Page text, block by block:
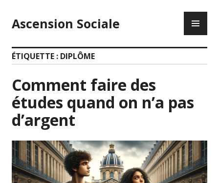
au
contenu
Ascension Sociale
ÉTIQUETTE : DIPLÔME
Comment faire des
études quand on n’a pas
d’argent